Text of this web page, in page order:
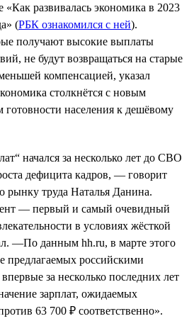
«Как развивалась экономика в 2023
(РБК ознакомился с ней).
получают высокие выплаты
не будут возвращаться на старые
компенсацией, указал
столкнётся с новым
населения к дешёвому
начался за несколько лет до СВО
дефицита кадров, — говорит
рынку труда Наталья Данина.
— первый и самый очевидный
в условиях жёсткой
—По данным hh.ru, в марте этого
предлагаемых российскими
за несколько последних лет
зарплат, ожидаемых
63 700 ₽ соответственно».